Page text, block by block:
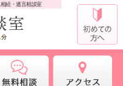
続・遺言相談室
分